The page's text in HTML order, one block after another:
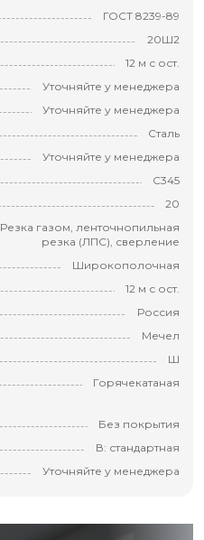
ГОСТ 8239-89
20Ш2
12 м с ост.
Уточняйте у менеджера
Уточняйте у менеджера
Сталь
Уточняйте у менеджера
С345
20
Резка газом, ленточнопильная
резка (ЛПС), сверление
Широкополочная
12 м с ост.
Россия
Мечел
Ш
Горячекатаная
Без покрытия
В: стандартная
Уточняйте у менеджера